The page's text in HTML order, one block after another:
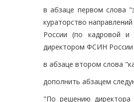
в абзаце первом слова
кураторство
России (по кадровой и
директором ФСИН России
в абзаце втором слова
дополнить абзацем
"По решению директора